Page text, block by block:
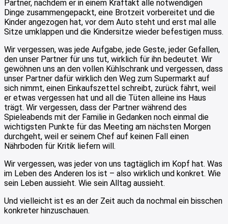
Partner, nachdem er in einem Kraftakt alle notwendigen
Dinge zusammengepackt, eine Brotzeit vorbereitet und die
Kinder angezogen hat, vor dem Auto steht und erst mal alle
Sitze umklappen und die Kindersitze wieder befestigen muss.
Wir vergessen, was jede Aufgabe, jede Geste, jeder Gefallen,
den unser Partner für uns tut, wirklich für ihn bedeutet. Wir
gewöhnen uns an den vollen Kühlschrank und vergessen, dass
unser Partner dafür wirklich den Weg zum Supermarkt auf
sich nimmt, einen Einkaufszettel schreibt, zurück fährt, weil
er etwas vergessen hat und all die Tüten alleine ins Haus
trägt. Wir vergessen, dass der Partner während des
Spieleabends mit der Familie in Gedanken noch einmal die
wichtigsten Punkte für das Meeting am nächsten Morgen
durchgeht, weil er seinem Chef auf keinen Fall einen
Nährboden für Kritik liefern will.
Wir vergessen, was jeder von uns tagtäglich im Kopf hat. Was
im Leben des Anderen los ist – also wirklich und konkret. Wie
sein Leben aussieht. Wie sein Alltag aussieht.
Und vielleicht ist es an der Zeit auch da nochmal ein bisschen
konkreter hinzuschauen.